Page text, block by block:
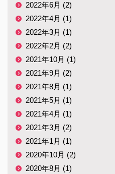
2022年6月 (2)
2022年4月 (1)
2022年3月 (1)
2022年2月 (2)
2021年10月 (1)
2021年9月 (2)
2021年8月 (1)
2021年5月 (1)
2021年4月 (1)
2021年3月 (2)
2021年1月 (1)
2020年10月 (2)
2020年8月 (1)